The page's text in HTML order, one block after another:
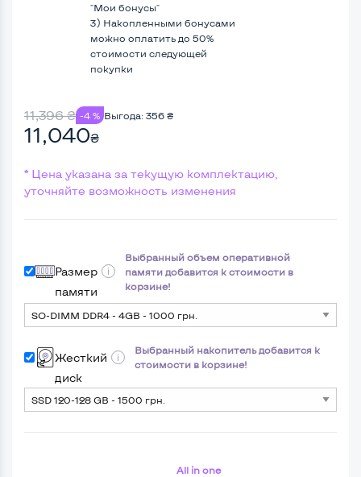
"Мои бонусы"
3) Накопленными бонусами
можно оплатить до 50%
стоимости следующей
покупки
11,396₴ -4 % Выгода: 356 ₴
11,040₴
* Цена указана за текущую комплектацию,
уточняйте возможность изменения
Размер
памяти
Выбранный объем оперативной
памяти добавится к стоимости в
корзине!
Жесткий
диск
Выбранный накопитель добавится к
стоимости в корзине!
All in one